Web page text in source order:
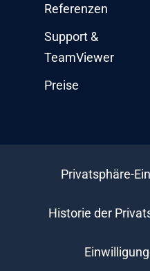
Referenzen
Support &
TeamViewer
Preise
Privatsphäre-
Historie der